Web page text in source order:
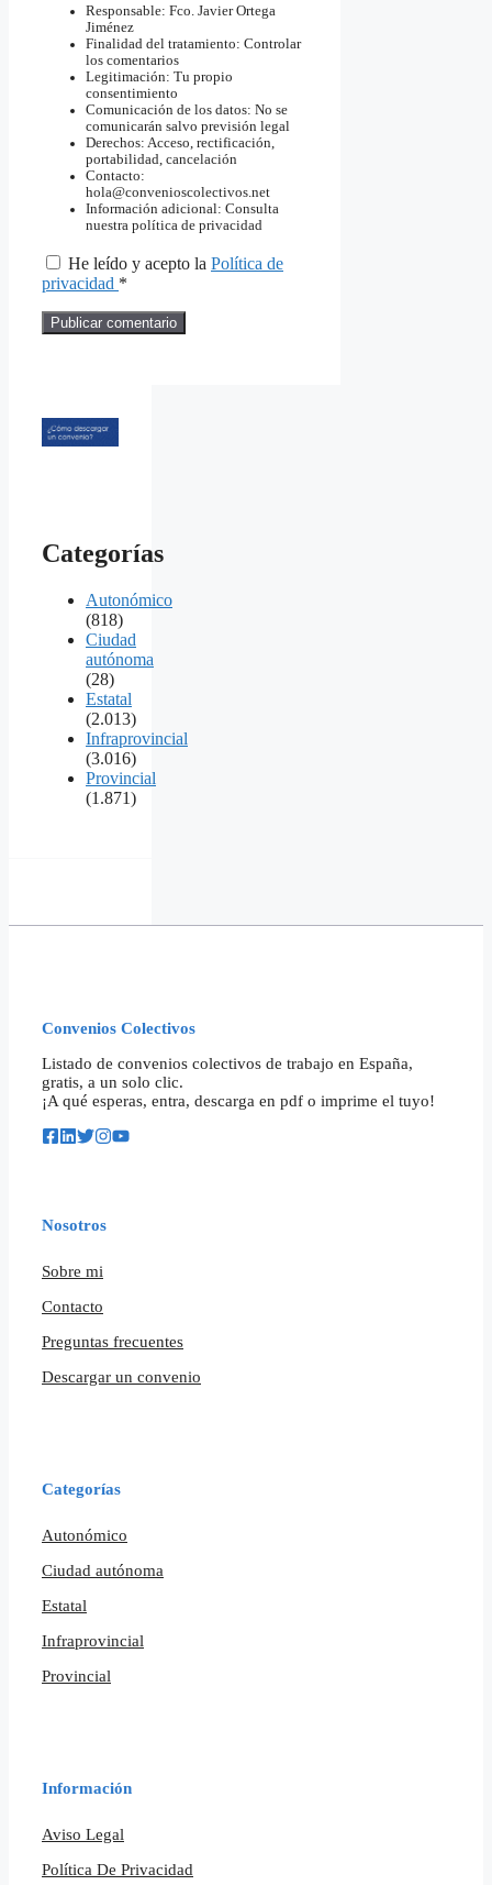
Responsable: Fco. Javier Ortega
Jiménez
Finalidad del tratamiento: Controlar
los comentarios
Legitimación: Tu propio
consentimiento
Comunicación de los datos: No se
comunicarán salvo previsión legal
Derechos: Acceso, rectificación,
portabilidad, cancelación
Contacto:
hola@convenioscolectivos.net
Información adicional: Consulta
nuestra política de privacidad
He leído y acepto la Política de
privacidad *
Categorías
Autonómico
(818)
Ciudad
autónoma
(28)
Estatal
(2.013)
Infraprovincial
(3.016)
Provincial
(1.871)
Convenios Colectivos
Listado de convenios colectivos de trabajo en España,
gratis, a un solo clic.
¡A qué esperas, entra, descarga en pdf o imprime el tuyo!
Nosotros
Sobre mi
Contacto
Preguntas frecuentes
Descargar un convenio
Categorías
Autonómico
Ciudad autónoma
Estatal
Infraprovincial
Provincial
Información
Aviso Legal
Política De Privacidad